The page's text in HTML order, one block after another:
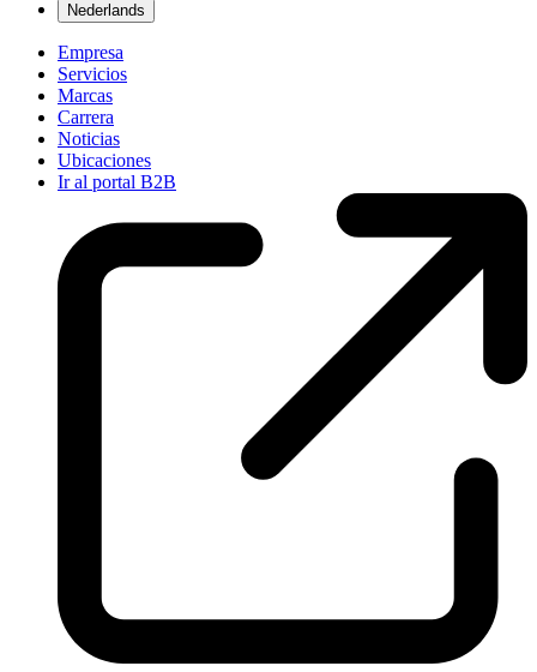
Nederlands
Empresa
Servicios
Marcas
Carrera
Noticias
Ubicaciones
Ir al portal B2B